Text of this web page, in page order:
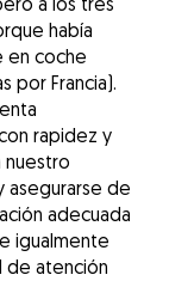
había
en coche
por Francia).
rapidez y
nuestro
asegurarse de
adecuada
igualmente
de atención